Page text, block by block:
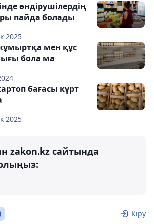
2025
өндірушілердің
пайда болады
мен құс
бола ма
2025
бағасы күрт
zakon.kz сайтында
Кіру